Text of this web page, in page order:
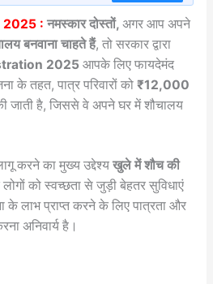
2025 : नमस्कार दोस्तों, अगर आप अपने
बनवाना चाहते हैं, तो सरकार द्वारा
2025 आपके लिए फायदेमंद
के तहत, पात्र परिवारों को ₹12,000
जाती है, जिससे वे अपने घर में शौचालय
करने का मुख्य उद्देश्य खुले में शौच की
को स्वच्छता से जुड़ी बेहतर सुविधाएं
के लाभ प्राप्त करने के लिए पात्रता और
अनिवार्य है।